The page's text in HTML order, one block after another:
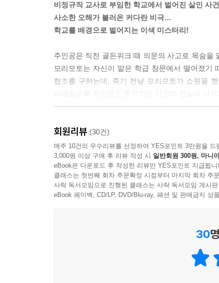
망쳐서 해결될 일은 이 세상에 하나도 없어. 알겠니
--- p.173
가사이 형사가 병원으로 가는 경찰차 안에서 입을
“뭐가 들어 있었나요?”
내 질문에 그가 고개를 끄덕였다.
“생명을 돌보려면 책임을 져야 해. 아이에게 밥만
“근데 그런 부모는 많은데요.”
“그래서 세상이 이 모양이란다.”
--- p.210
비정규직 교사로 부임한 학교에서 벌어진 살인 사
사소한 오해가 불러온 커다란 비극…
학교를 배경으로 벌어지는 이색 미스터리!
주인공은 직전 골든위크 때 의문의 사고로 목숨을
모리모토는 자신이 맡은 학급 창문에서 떨어졌기
협조를 구하는데, 죽기 전날 모리모토가 쇼핑을
변화구(장르)를 결정구로 장착한 괴물 투수(작가
배경이 초등학교라 안심하고 있던 독자들을 긴장
장인!’이라는 평을 하게끔 한다. 이 작품은 총 6
관찰자의 시점으로 전달하는 동시에 마지막에는
단초와 세계상에 대한 그만의 시각을 느낄 수 있
히가시노 게이고가 비정한 작금의 현실에 던지는
작품의 원제인 비정근(非情勤)의 뜻은 ‘감정 없
회원리뷰 (30건)
매주 10건의 우수리뷰를 선정하여 YES포인트 3만원을 드
3,000원 이상 구매 후 리뷰 작성 시 일반회원 300원, 마니
eBook은 다운로드 후 작성한 리뷰만 YES포인트 지급됩니
클래스는 첫번째 회차 주문확정 시점부터 마지막 회차 주
사락 독서모임으로 진행된 클래스는 사락 독서모임 게시
eBook 페이백, CD/LP, DVD/Blu-ray, 패션 및 판매금지 상
30